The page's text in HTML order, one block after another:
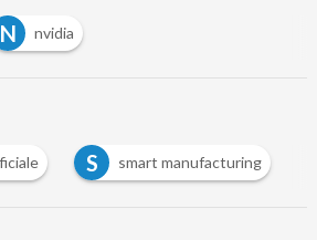
N nvidia
smart manufacturing T telco